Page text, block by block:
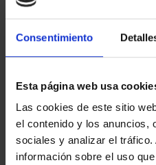
Consentimiento
Esta página web usa
Las cookies de este sitio
el contenido y los anuncios,
sociales y analizar el
información sobre el uso
CAPITALES ESPAÑOLAS
- CUENCA
73,00 €